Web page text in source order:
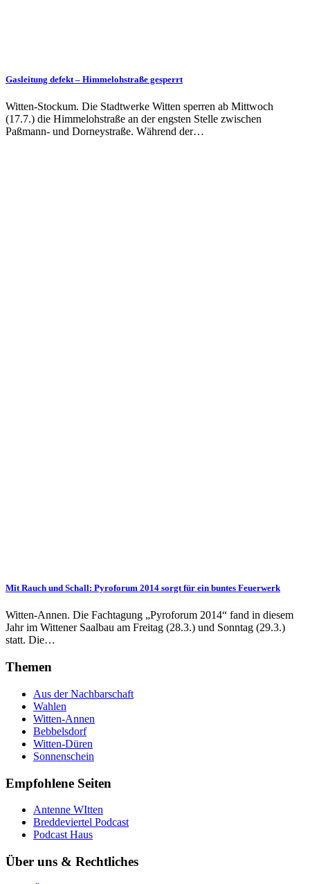
Gasleitung defekt – Himmelohstraße gesperrt
Witten-Stockum. Die Stadtwerke Witten sperren ab Mittwoch
(17.7.) die Himmelohstraße an der engsten Stelle zwischen
Paßmann- und Dorneystraße. Während der…
Mit Rauch und Schall: Pyroforum 2014 sorgt für ein buntes Feuerwerk
Witten-Annen. Die Fachtagung „Pyroforum 2014“ fand in diesem
Jahr im Wittener Saalbau am Freitag (28.3.) und Sonntag (29.3.)
statt. Die…
Themen
Aus der Nachbarschaft
Wahlen
Witten-Annen
Bebbelsdorf
Witten-Düren
Sonnenschein
Empfohlene Seiten
Antenne WItten
Breddeviertel Podcast
Podcast Haus
Über uns & Rechtliches